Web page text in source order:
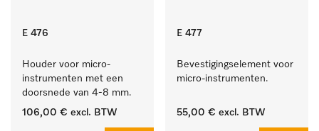
E 476
Houder voor micro-
instrumenten met een
doorsnede van 4-8 mm.
106,00 € excl. BTW
E 477
Bevestigingselement voor
micro-instrumenten.
55,00 € excl. BTW